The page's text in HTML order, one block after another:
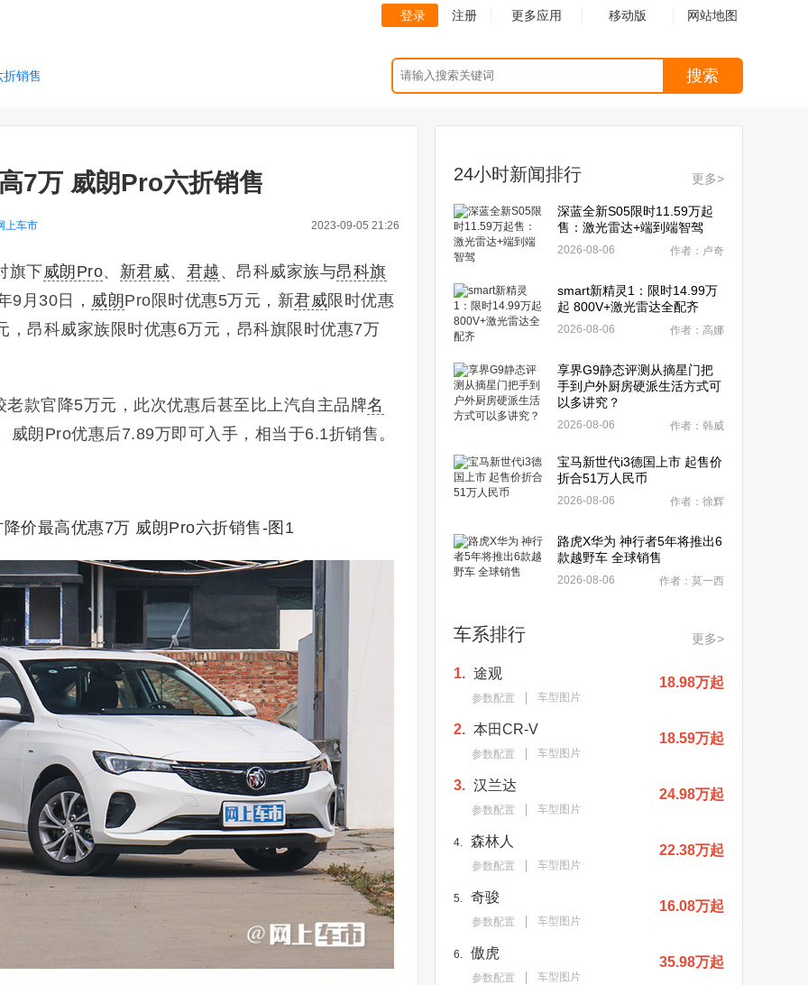
登录 注册 更多应用 移动版 网站地图
折销售 搜索
7万 威朗Pro六折销售
上车市 2023-09-05 21:26
旗下威朗Pro、 新君威、 君越 、昂科威家族与昂科旗
9月30日， 威朗 Pro限时优惠5万元，新君威限时优惠
，昂科威家族限时优惠6万元，昂科旗限时优惠7万
款官降5万元，此次优惠后甚至比上汽自主品牌名
威朗Pro优惠后7.89万即可入手，相当于6.1折销售。
24小时新闻排行 更多>
深蓝全新S05限时11.59万起
售：激光雷达+端到端智驾
2026-08-06 作者：卢奇
smart新精灵1：限时14.99万
起 800V+激光雷达全配齐
2026-08-06 作者：高娜
享界G9静态评测从摘星门把
手到户外厨房硬派生活方式可
以多讲究？
2026-08-06 作者：韩威
宝马新世代i3德国上市 起售价
折合51万人民币
2026-08-06 作者：徐辉
路虎X华为 神行者5年将推出6
款越野车 全球销售
2026-08-06 作者：莫一西
车系排行 更多>
1. 途观
参数配置 车型图片
18.98万起
2. 本田CR-V
参数配置 车型图片
18.59万起
3. 汉兰达
参数配置 车型图片
24.98万起
4. 森林人
参数配置 车型图片
22.38万起
5. 奇骏
参数配置 车型图片
16.08万起
6. 傲虎
参数配置 车型图片
35.98万起